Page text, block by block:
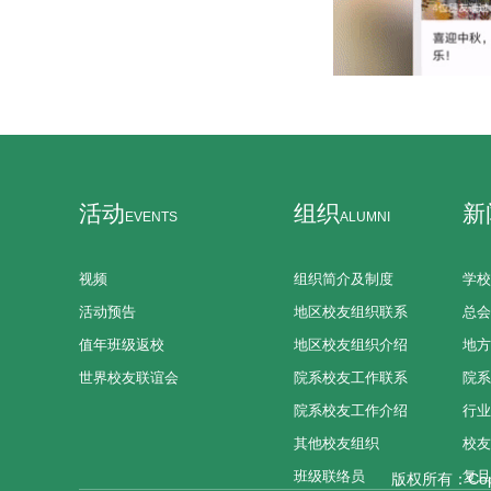
活动 EVENTS
视频
活动预告
值年班级返校
世界校友联谊会
组织ALUMNI
组织简介及制度
地区校友组织联系
地区校友组织介绍
院系校友工作联系
院系校友工作介绍
其他校友组织
班级联络员
新
学
总
地
院
行
校
复
版权所有：